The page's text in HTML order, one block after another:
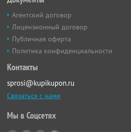
Агентский договор
Лицензионный договор
Публичная оферта
Политика конфиденциальности
Контакты
sprosi@kupikupon.ru
Связаться с нами
Мы в Соцсетях